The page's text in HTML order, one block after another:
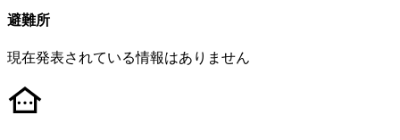
避難所
現在発表されている情報はありません